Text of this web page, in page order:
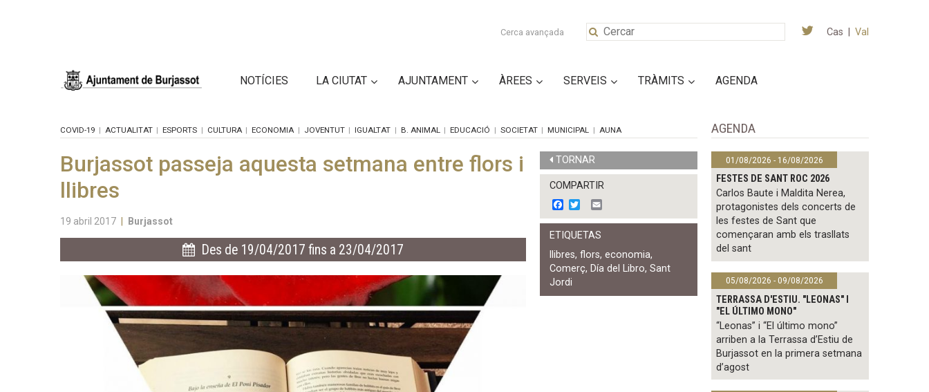
Cerca avançada Cas Val
NOTÍCIES LA CIUTAT AJUNTAMENT ÀREES SERVEIS TRÀMITS AGENDA
COVID-19 ACTUALITAT ESPORTS CULTURA ECONOMIA JOVENTUT IGUALTAT B. ANIMAL EDUCACIÓ SOCIETAT MUNICIPAL AUNA
Burjassot passeja aquesta setmana entre flors i
llibres
19 abril 2017 Burjassot
Des de 19/04/2017 fins a 23/04/2017
TORNAR
COMPARTIR
F
a
c
e
o
o
k
w
i
t
t
e
r
m
a
ETIQUETAS
llibres,flors,economia,
Comerç, Día del Libro,Sant
Jordi
AGENDA
01/08/2026 - 16/08/2026
FESTES DE SANT ROC 2026
Carlos Baute i Maldita Nerea,
protagonistes dels concerts de
les festes de Sant que
començaran amb els trasllats
del sant
05/08/2026 - 09/08/2026
TERRASSA D'ESTIU. "LEONAS" I
"EL ÚLTIMO MONO"
“Leonas” i “El último mono”
arriben a la Terrassa d’Estiu de
Burjassot en la primera setmana
d’agost